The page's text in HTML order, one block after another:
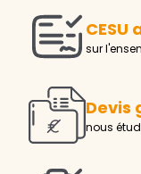
CESU
sur
Devis
nous